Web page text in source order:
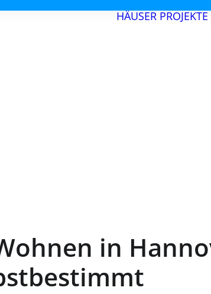
HÄUSER PROJEKTE
in